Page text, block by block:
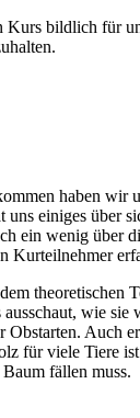
Kurs bild­lich für
haben wir
uns eini­ges über
ein wenig über
Kur­teil­neh­mer
theo­re­ti­schen
wie sie
Obst­ar­ten. Auch
für vie­le Tie­re
fäl­len muss.